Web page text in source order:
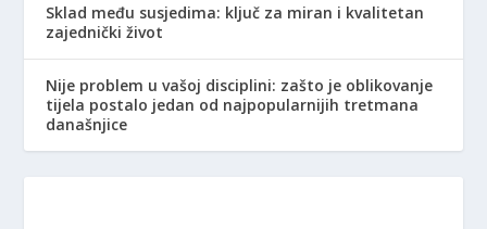
Sklad među susjedima: ključ za miran i kvalitetan
zajednički život
Nije problem u vašoj disciplini: zašto je oblikovanje
tijela postalo jedan od najpopularnijih tretmana
današnjice